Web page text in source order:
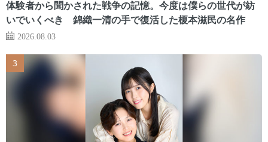
体験者から聞かされた戦争の記憶。今度は僕らの世代が紡
いでいくべき 錦織一清の手で復活した榎本滋民の名作
2026.08.03